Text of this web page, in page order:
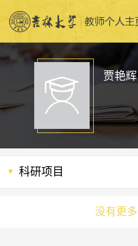
贾艳辉
科研项目
没有更